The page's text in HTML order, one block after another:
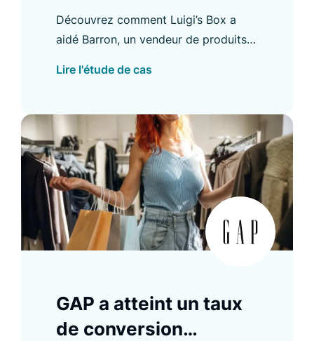
pour les Product
Listing
Découvrez comment Luigi’s Box a
aidé Barron, un vendeur de produits
de conversion e-commerce, et bien
Lire l'étude de cas
GAP a atteint un taux
de conversion